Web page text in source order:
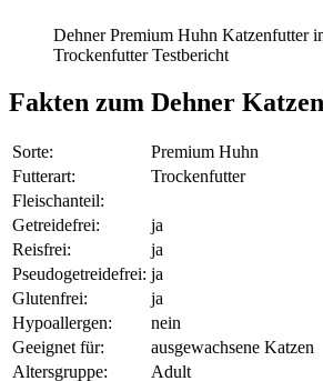
Dehner Premium Huhn Katzenfutter
Trockenfutter Testbericht
Fakten zum Dehner
Sorte:
Premium Huhn
Futterart:
Trockenfutter
Fleischanteil:
Getreidefrei:
ja
Reisfrei:
ja
Pseudogetreidefrei: ja
Glutenfrei:
ja
Hypoallergen:
nein
Geeignet für:
ausgewachsene Katzen
Altersgruppe:
Adult